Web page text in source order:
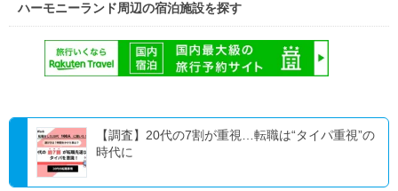
ハーモニーランド周辺の宿泊施設を探す
【調査】20代の7割が重視…転職は“タイパ重視”の
時代に